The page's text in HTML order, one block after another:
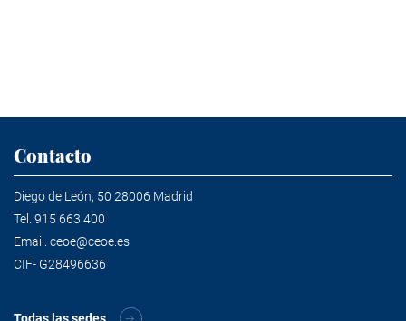
Contacto
Diego de León, 50 28006 Madrid
Tel. 915 663 400
Email. ceoe@ceoe.es
CIF- G28496636
Todas las sedes